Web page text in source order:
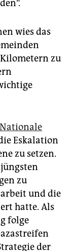
wies das
zu
Eskalation
zu setzen.
zu
und die
hatte. Als
folge
der